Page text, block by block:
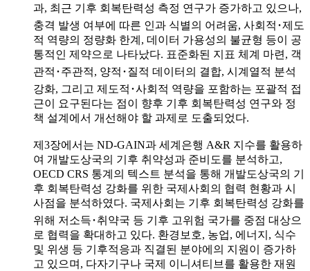
과, 최근 기후 회복탄력성 측정 연구가 증가하고 있으나,
충격 발생 여부에 따른 인과 식별의 어려움, 사회적･제도
적 역량의 정량화 한계, 데이터 가용성의 불균형 등이 공
통적인 제약으로 나타났다. 표준화된 지표 체계 마련, 객
관적･주관적, 양적･질적 데이터의 결합, 시계열적 분석
강화, 그리고 제도적･사회적 역량을 포함하는 포괄적 접
근이 요구된다는 점이 향후 기후 회복탄력성 연구와 정
책 설계에서 개선해야 할 과제로 도출되었다.
제3장에서는 ND-GAIN과 세계은행 A&R 지수를 활용하
여 개발도상국의 기후 취약성과 준비도를 분석하고,
OECD CRS 통계의 텍스트 분석을 통해 개발도상국의 기
후 회복탄력성 강화를 위한 국제사회의 협력 현황과 시
사점을 분석하였다. 국제사회는 기후 회복탄력성 강화를
위해 저소득･취약국 등 기후 고위험 국가를 중점 대상으
로 협력을 확대하고 있다. 환경보호, 농업, 에너지, 식수
및 위생 등 기후적응과 직결된 분야에의 지원이 증가하
고 있으며, 다자기구나 국제 이니셔티브를 활용한 재원